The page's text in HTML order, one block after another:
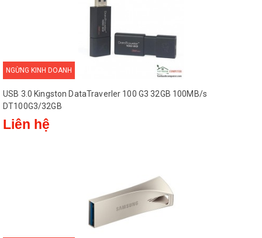
USB SanDisk Ultra Fit USB 3.1 CZ430
Flash Drive đi kèm với phần
mềm RescuePRO Deluxe bản quyền
một năm để phục hồi dữ liệu. Với phần
mềm RescuePRO Deluxe, bạn rất dễ
dàng để khôi phục lại hình ảnh hoặc
video bị xóa hoặc bị mất và lưu chúng
vào máy tính của bạn, thậm chí nếu các
USB SanDisk Ultra Fit USB 3.1 CZ430
Flash Drive tương thích ngược với các
chuẩn USB 3.0 và 2.0 giúp bạn dễ dàng
sử dụng trên tất cả các thiết bị có cổng
NGỪNG KINH DOANH
USB 3.0 Kingston DataTraverler 100 G3 32GB 100MB/s
DT100G3/32GB
Liên hệ